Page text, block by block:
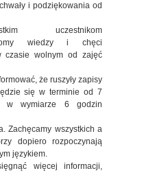
i podziękowania od
uczestnikom
wiedzy i chęci
czasie wolnym od zajęć
że ruszyły zapisy
się w terminie od 7
w wymiarze 6 godzin
Zachęcamy wszystkich a
dopiero rozpoczynają
językiem.
więcej informacji,